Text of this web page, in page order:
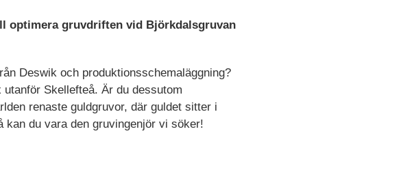
optimera gruvdriften vid Björkdalsgruvan
Deswik och produktionsschemaläggning?
Skellefteå. Är du dessutom
renaste guldgruvor, där guldet sitter i
du vara den gruvingenjör vi söker!